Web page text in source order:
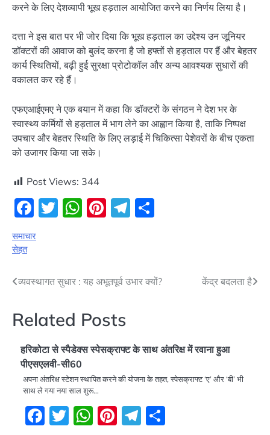
करने के लिए देशव्यापी भूख हड़ताल आयोजित करने का निर्णय लिया है।
दत्ता ने इस बात पर भी जोर दिया कि भूख हड़ताल का उद्देश्य उन जूनियर
डॉक्टरों की आवाज को बुलंद करना है जो हफ्तों से हड़ताल पर हैं और बेहतर
कार्य स्थितियों, बढ़ी हुई सुरक्षा प्रोटोकॉल और अन्य आवश्यक सुधारों की
वकालत कर रहे हैं।
एफएआईएमए ने एक बयान में कहा कि डॉक्टरों के संगठन ने देश भर के
स्वास्थ्य कर्मियों से हड़ताल में भाग लेने का आह्वान किया है, ताकि निष्पक्ष
उपचार और बेहतर स्थिति के लिए लड़ाई में चिकित्सा पेशेवरों के बीच एकता
को उजागर किया जा सके।
Post Views: 344
Facebook
Twitter
WhatsApp
Pinterest
Telegram
समाचार
सेहत
Post
व्यवस्थागत सुधार : यह अभूतपूर्व उभार क्यों? केंद्र बदलता है
Related Posts
हरिकोटा से स्पैडेक्स स्पेसक्राफ्ट के साथ अंतरिक्ष में रवाना हुआ
पीएसएलवी-सी60
अपना अंतरिक्ष स्टेशन स्थापित करने की योजना के तहत, स्पेसक्राफ्ट ‘ए’ और ‘बी’ भी
साथ ले गया नया साल शुरू…
Facebook
Twitter
WhatsApp
Pinterest
Telegram